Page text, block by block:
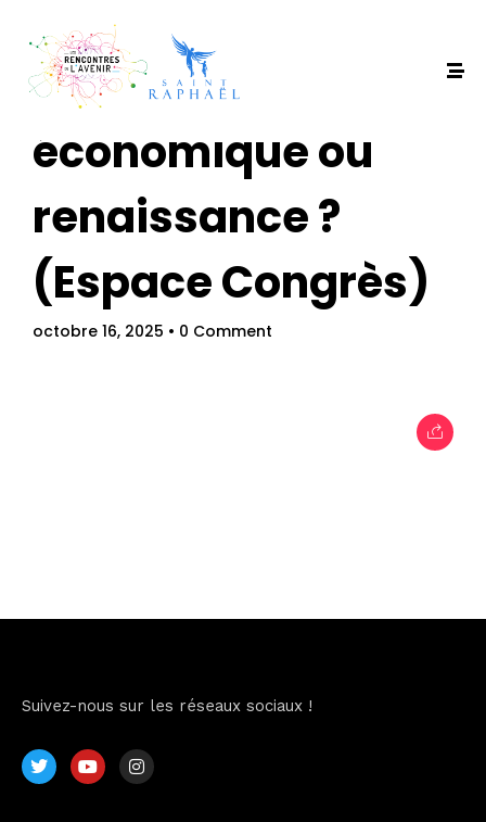
Europe : déclin
économique ou
renaissance ?
(Espace Congrès)
octobre 16, 2025 • 0 Comment
Suivez-nous sur les réseaux sociaux !